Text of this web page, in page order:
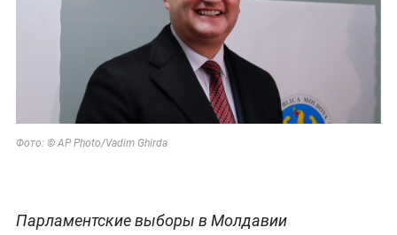
Фото: © AP Photo/Vadim Ghirda
Парламентские выборы в Молдавии